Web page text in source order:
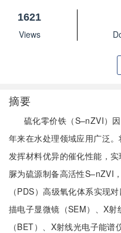
1621
Views
摘要
硫化零价铁（S–nZVI）
年来在水处理领域应用广泛
发挥材料优异的催化性能，
脲为硫源制备高活性S–nZVI
（PDS）高级氧化体系实现
描电子显微镜（SEM）、X
（BET）、X射线光电子能